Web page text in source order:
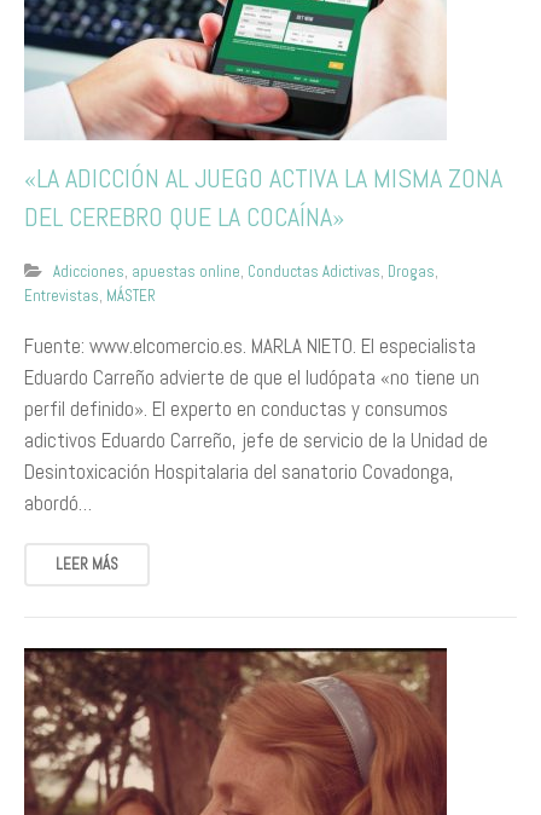
«LA ADICCIÓN AL JUEGO ACTIVA LA MISMA ZONA
DEL CEREBRO QUE LA COCAÍNA»
Adicciones, apuestas online, Conductas Adictivas, Drogas,
Entrevistas, MÁSTER
Fuente: www.elcomercio.es. MARLA NIETO. El especialista
Eduardo Carreño advierte de que el ludópata «no tiene un
perfil definido». El experto en conductas y consumos
adictivos Eduardo Carreño, jefe de servicio de la Unidad de
Desintoxicación Hospitalaria del sanatorio Covadonga,
abordó…
LEER MÁS